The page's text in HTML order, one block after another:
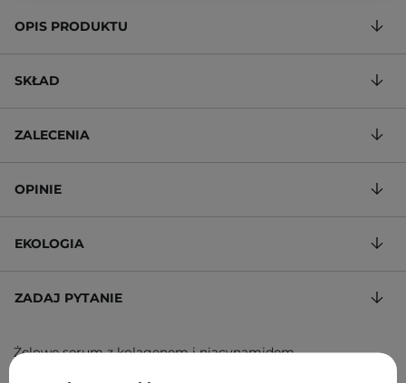
OPIS PRODUKTU
SKŁAD
ZALECENIA
OPINIE
EKOLOGIA
ZADAJ PYTANIE
Żelowe serum z kolagenem i niacynamidem
/ , w tym VAT